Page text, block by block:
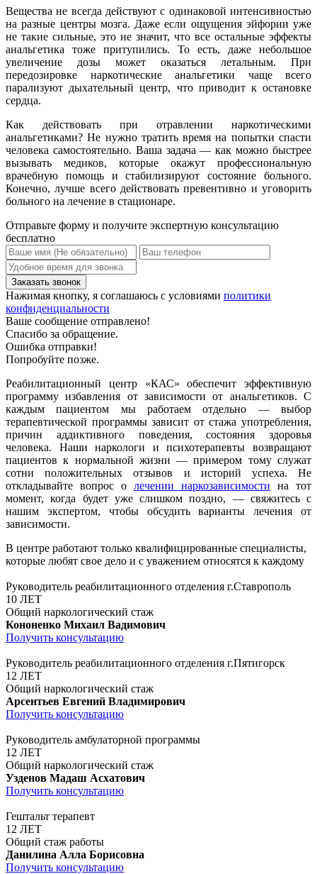
Вещества не всегда действуют с одинаковой интенсивностью
на разные центры мозга. Даже если ощущения эйфории уже
не такие сильные, это не значит, что все остальные эффекты
анальгетика тоже притупились. То есть, даже небольшое
увеличение дозы может оказаться летальным. При
передозировке наркотические анальгетики чаще всего
парализуют дыхательный центр, что приводит к остановке
сердца.
Как действовать при отравлении наркотическими
анальгетиками? Не нужно тратить время на попытки спасти
человека самостоятельно. Ваша задача — как можно быстрее
вызывать медиков, которые окажут профессиональную
врачебную помощь и стабилизируют состояние больного.
Конечно, лучше всего действовать превентивно и уговорить
больного на лечение в стационаре.
Отправьте форму и получите экспертную консультацию
бесплатно
Нажимая кнопку, я соглашаюсь с условиями политики
конфиденциальности
Ваше сообщение отправлено!
Спасибо за обращение.
Ошибка отправки!
Попробуйте позже.
Реабилитационный центр «КАС» обеспечит эффективную
программу избавления от зависимости от анальгетиков. С
каждым пациентом мы работаем отдельно — выбор
терапевтической программы зависит от стажа употребления,
причин аддиктивного поведения, состояния здоровья
человека. Наши наркологи и психотерапевты возвращают
пациентов к нормальной жизни — примером тому служат
сотни положительных отзывов и историй успеха. Не
откладывайте вопрос о лечении наркозависимости на тот
момент, когда будет уже слишком поздно, — свяжитесь с
нашим экспертом, чтобы обсудить варианты лечения от
зависимости.
В центре работают только квалифицированные специалисты,
которые любят свое дело и с уважением относятся к каждому
Руководитель реабилитационного отделения г.Ставрополь
10 ЛЕТ
Общий наркологический стаж
Кононенко Михаил Вадимович
Получить консультацию
Руководитель реабилитационного отделения г.Пятигорск
12 ЛЕТ
Общий наркологический стаж
Арсентьев Евгений Владимирович
Получить консультацию
Руководитель амбулаторной программы
12 ЛЕТ
Общий наркологический стаж
Узденов Мадаш Асхатович
Получить консультацию
Гештальт терапевт
12 ЛЕТ
Общий стаж работы
Данилина Алла Борисовна
Получить консультацию